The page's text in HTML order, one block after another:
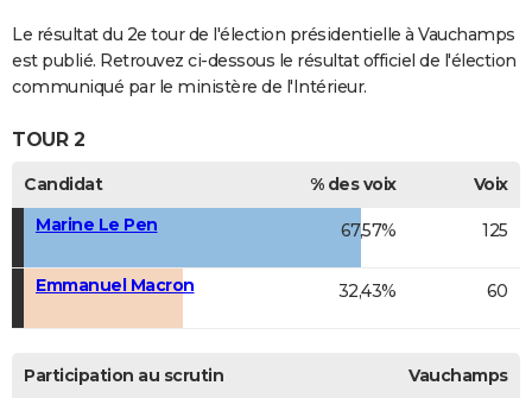
COPAINS D'AVANT
S'inscrire
Se connecter
Lycées
Collèges
Primaires
Universités
Entreprises
Service militaire
Avis de recherche
AVIS DE DÉCÈS
FORUM
Bricolage
Culture
Television
Voyage
Le résultat du 2e tour de l'élection présidentielle à Vauchamps
est publié. Retrouvez ci-dessous le résultat officiel de l'élection
communiqué par le ministère de l'Intérieur.
TOUR 2
Candidat % des voix
Voix
Marine Le Pen
67,57% 125
Emmanuel Macron 32,43% 60
Participation au scrutin Vauchamps